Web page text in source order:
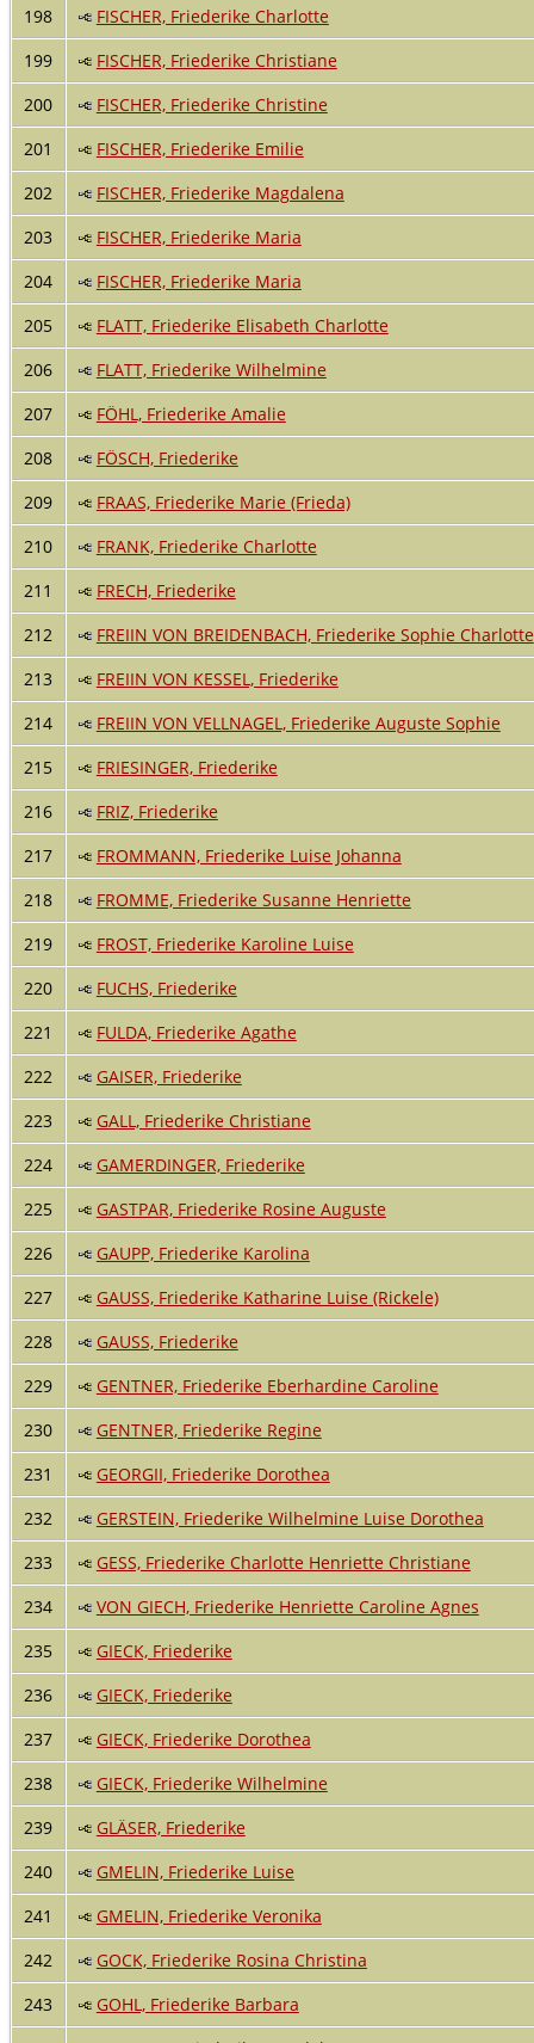
198
FISCHER, Friederike Charlotte
199
FISCHER, Friederike Christiane
200
FISCHER, Friederike Christine
201
FISCHER, Friederike Emilie
202
FISCHER, Friederike Magdalena
203
FISCHER, Friederike Maria
204
FISCHER, Friederike Maria
205
FLATT, Friederike Elisabeth Charlotte
206
FLATT, Friederike Wilhelmine
207
FÖHL, Friederike Amalie
208
FÖSCH, Friederike
209
FRAAS, Friederike Marie (Frieda)
210
FRANK, Friederike Charlotte
211
FRECH, Friederike
212
FREIIN VON BREIDENBACH, Friederike Sophie Charlotte
213
FREIIN VON KESSEL, Friederike
214
FREIIN VON VELLNAGEL, Friederike Auguste Sophie
215
FRIESINGER, Friederike
216
FRIZ, Friederike
217
FROMMANN, Friederike Luise Johanna
218
FROMME, Friederike Susanne Henriette
219
FROST, Friederike Karoline Luise
220
FUCHS, Friederike
221
FULDA, Friederike Agathe
222
GAISER, Friederike
223
GALL, Friederike Christiane
224
GAMERDINGER, Friederike
225
GASTPAR, Friederike Rosine Auguste
226
GAUPP, Friederike Karolina
227
GAUSS, Friederike Katharine Luise (Rickele)
228
GAUSS, Friederike
229
GENTNER, Friederike Eberhardine Caroline
230
GENTNER, Friederike Regine
231
GEORGII, Friederike Dorothea
232
GERSTEIN, Friederike Wilhelmine Luise Dorothea
233
GESS, Friederike Charlotte Henriette Christiane
234
VON GIECH, Friederike Henriette Caroline Agnes
235
GIECK, Friederike
236
GIECK, Friederike
237
GIECK, Friederike Dorothea
238
GIECK, Friederike Wilhelmine
239
GLÄSER, Friederike
240
GMELIN, Friederike Luise
241
GMELIN, Friederike Veronika
242
GOCK, Friederike Rosina Christina
243
GOHL, Friederike Barbara